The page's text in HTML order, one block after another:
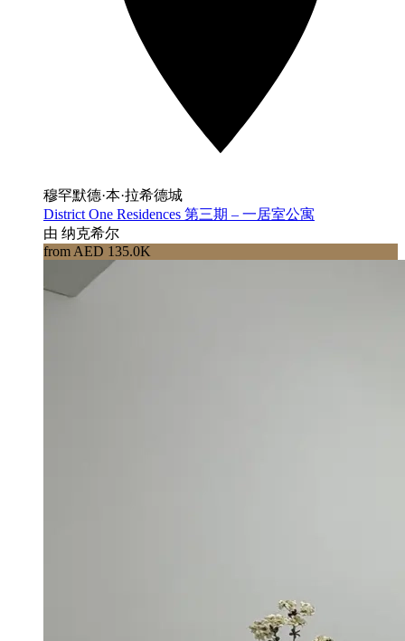
穆罕默德·本·拉希德城
District One Residences 第三期 – 一居室公寓
由 纳克希尔
from AED 135.0K